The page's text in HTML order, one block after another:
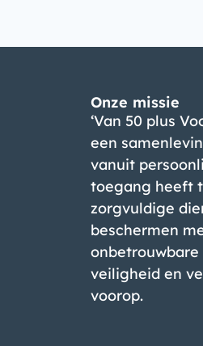
Onze missie
‘Van 50 plus
een
vanuit
toegang heeft
zorgvuldige
beschermen
veiligheid en
voorop.